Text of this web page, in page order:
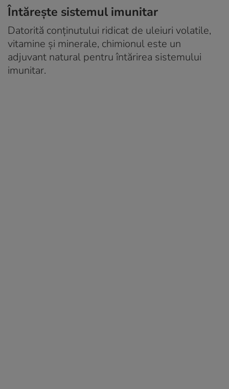
Întărește sistemul imunitar
Datorită conținutului ridicat de uleiuri volatile,
vitamine și minerale, chimionul este un
adjuvant natural pentru întărirea sistemului
imunitar.